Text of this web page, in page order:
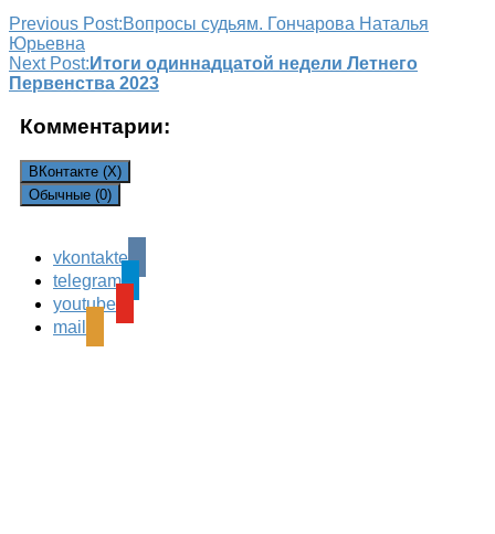
Previous Post:Вопросы судьям. Гончарова Наталья
Юрьевна
Next Post: Итоги одиннадцатой недели Летнего
Первенства 2023
Комментарии:
ВКонтакте (X)
Обычные (0)
Leave a Reply
Ваш адрес email не будет опубликован.
поля помечены
vkontakte
telegram
youtube
mail